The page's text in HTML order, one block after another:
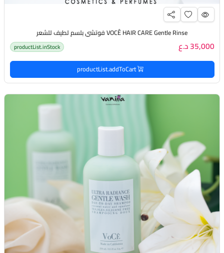
VOCÊ HAIR CARE Gentle Rinse فوتشي بلسم لطيف للشعر
35,000 د.ع productList.inStock
productList.addToCart